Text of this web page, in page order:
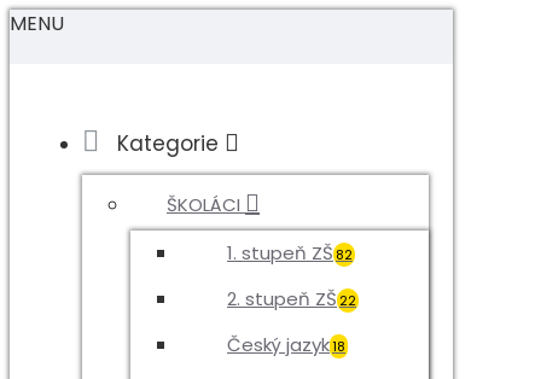
MENU
Kategorie
ŠKOLÁCI
1. stupeň ZŠ 82
2. stupeň ZŠ 22
Český jazyk18